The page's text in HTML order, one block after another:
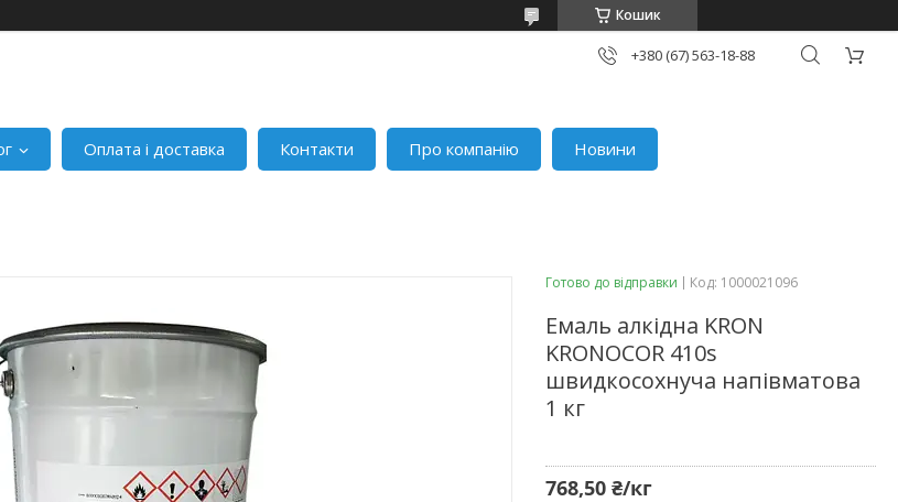
Кошик
+380 (67) 563-18-88
Оплата і доставка Контакти Про компанію Новини
Готово до відправки Код: 1000021096
Емаль алкідна KRON
KRONOCOR 410s
швидкосохнуча напівматова
1 кг
768,50 ₴/кг